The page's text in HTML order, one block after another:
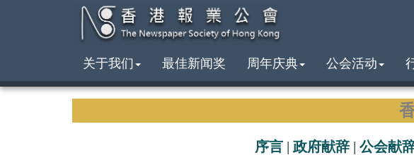
关于我们 最佳新闻奖 周年庆典 公会活动
序言 | 政府献辞 | 公会献